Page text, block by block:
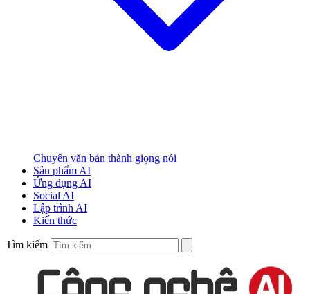
Chuyển văn bản thành giọng nói
Sản phẩm AI
Ứng dụng AI
Social AI
Lập trình AI
Kiến thức
Tìm kiếm